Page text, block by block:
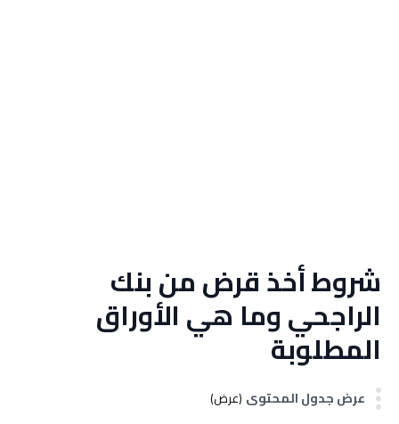
شروط أخذ قرض من بنك
الراجحي وما هي الأوراق
المطلوبة
عرض جدول المحتوى (عرض)